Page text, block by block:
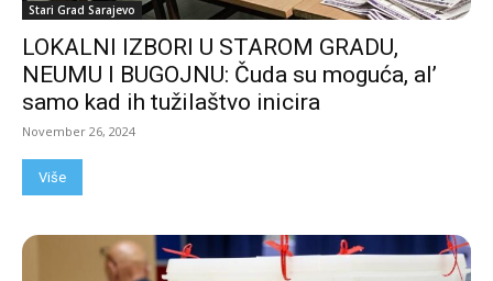
Stari Grad Sarajevo
LOKALNI IZBORI U STAROM GRADU,
NEUMU I BUGOJNU: Čuda su moguća, al’
samo kad ih tužilaštvo inicira
November 26, 2024
Više